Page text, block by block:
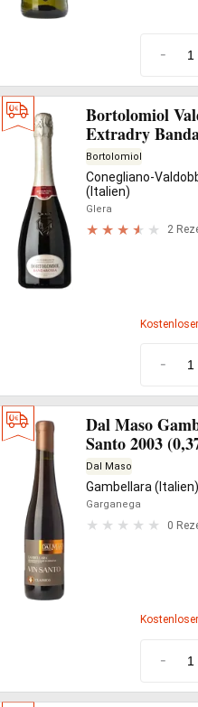
-
Bortolomiol
Extradry
Bortolomiol
Conegliano-
(Italien)
Glera
2
-
Dal Maso
Santo 2003
Dal Maso
Gambellara (Italien)
Garganega
0
-